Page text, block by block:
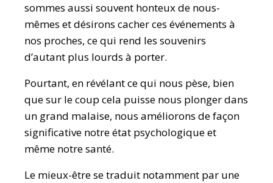
sommes aussi souvent honteux de nous-
mêmes et désirons cacher ces événements à
nos proches, ce qui rend les souvenirs
d’autant plus lourds à porter.
Pourtant, en révélant ce qui nous pèse, bien
que sur le coup cela puisse nous plonger dans
un grand malaise, nous améliorons de façon
significative notre état psychologique et
même notre santé.
Le mieux-être se traduit notamment par une